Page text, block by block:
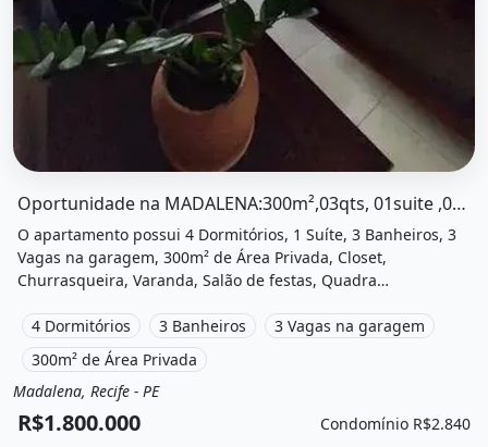
Oportunidade na MADALENA:300m²,03qts, 01suite ,03vagas
O apartamento possui 4 Dormitórios, 1 Suíte, 3 Banheiros, 3
Vagas na garagem, 300m² de Área Privada, Closet,
Churrasqueira, Varanda, Salão de festas, Quadra
Arlindo Gouveia, Recife, Pe à venda por R$1.800.000 e
Condomínio por R$2.840 /Mês.
4 Dormitórios 3 Banheiros
3 Vagas na garagem
300m² de Área Privada
Venda
Apartamento
Madalena, Recife - PE
R$1.800.000 Condomínio R$2.840